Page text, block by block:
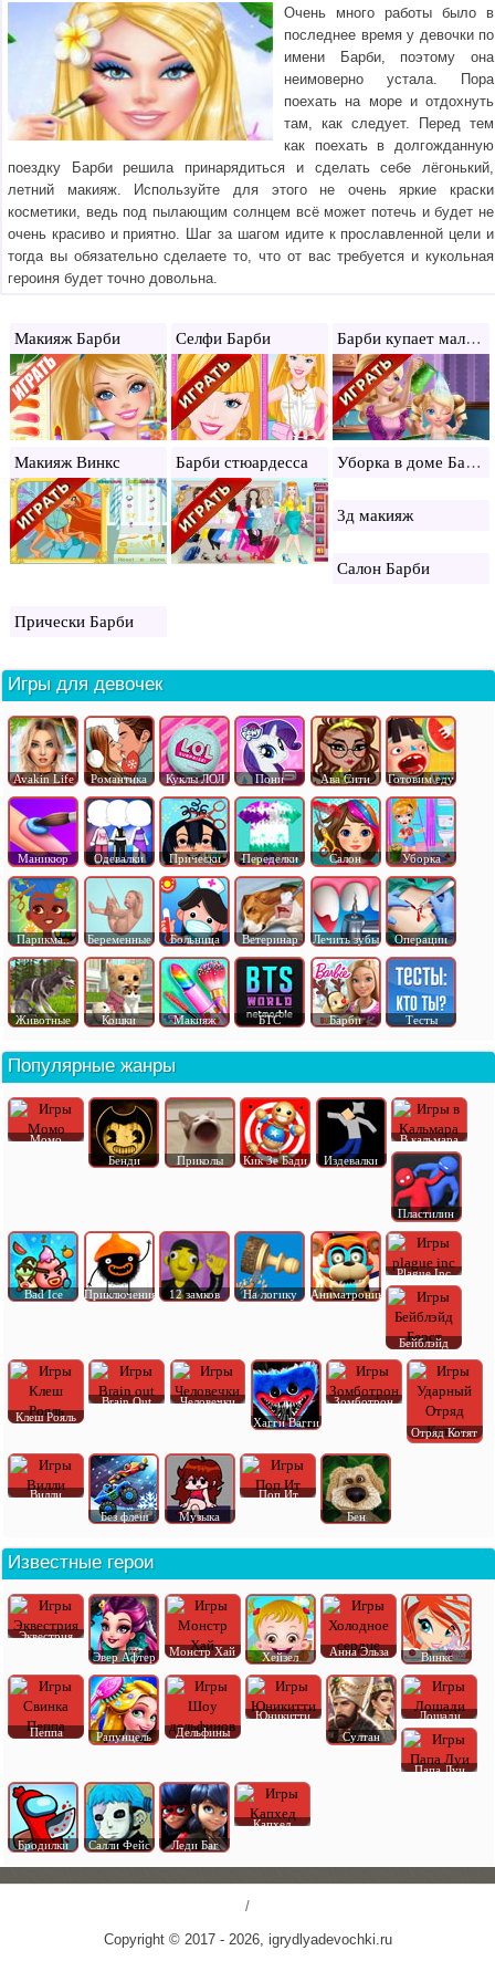
Очень много работы было в
последнее время у девочки по
имени Барби, поэтому она
неимоверно устала. Пора
поехать на море и отдохнуть
там, как следует. Перед тем
как поехать в долгожданную
поездку Барби решила принарядиться и сделать себе лёгонький,
летний макияж. Используйте для этого не очень яркие краски
косметики, ведь под пылающим солнцем всё может потечь и будет не
очень красиво и приятно. Шаг за шагом идите к прославленной цели и
тогда вы обязательно сделаете то, что от вас требуется и кукольная
героиня будет точно довольна.
Макияж Барби Селфи Барби Барби купает малышку
Макияж Винкс Барби стюардесса Уборка в доме Барби
3д макияж
Салон Барби
Прически Барби
Игры для девочек
Avakin Life Романтика Куклы ЛОЛ Пони Ава Сити Готовим еду
Маникюр Одевалки Прически Переделки Салон Уборка
Парикма.. Беременные Больница Ветеринар Лечить зубы Операции
Животные Кошки Макияж БТС Барби Тесты
Популярные жанры
Момо
Бенди
Приколы Кик Зе Бади Издевалки
В кальмара
Пластилин
Bad Ice Приключения 12 замков На логику Аниматроник
Plague Inc
Бейблэйд
Клеш Рояль
Brain Out
Человечки
Хагги Вагги
Зомботрон
Отряд Котят
Вилли
Без флеш
Музыка
Поп Ит
Бен
Известные герои
Эквестрия
Эвер Афтер
Монстр Хай Хейзел Анна Эльза Винкс
Пеппа Рапунцель Дельфины
Юникитти
Султан
Лошади
Папа Луи
Бродилки Салли Фейс Леди Баг
Капхед
/
Copyright © 2017 - 2026, igrydlyadevochki.ru